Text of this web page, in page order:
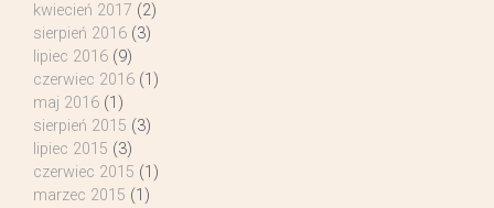
kwiecień 2017 (2)
sierpień 2016 (3)
lipiec 2016 (9)
czerwiec 2016 (1)
maj 2016 (1)
sierpień 2015 (3)
lipiec 2015 (3)
czerwiec 2015 (1)
marzec 2015 (1)